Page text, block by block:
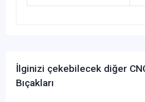
İlginizi çekebilecek diğer
Bıçakları